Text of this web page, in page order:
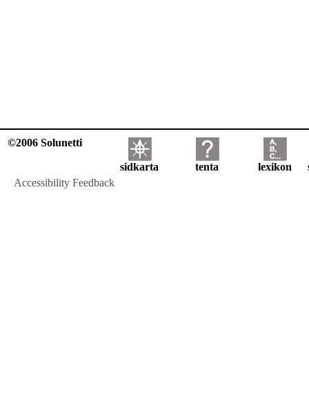
©2006 Solunetti
sidkarta tenta lexikon
Accessibility Feedback